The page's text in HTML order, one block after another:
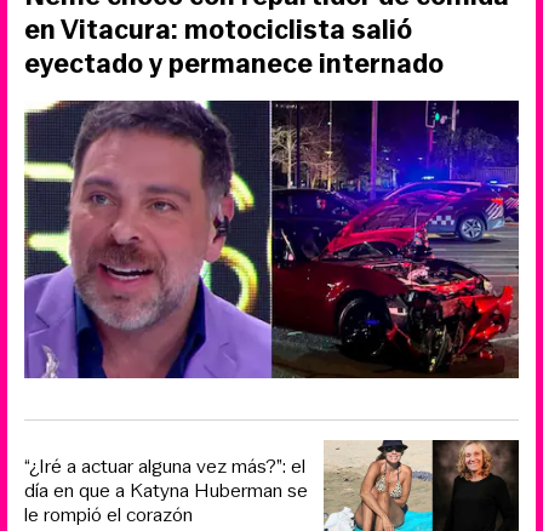
en Vitacura: motociclista salió
eyectado y permanece internado
“¿Iré a actuar alguna vez más?”: el
día en que a Katyna Huberman se
le rompió el corazón